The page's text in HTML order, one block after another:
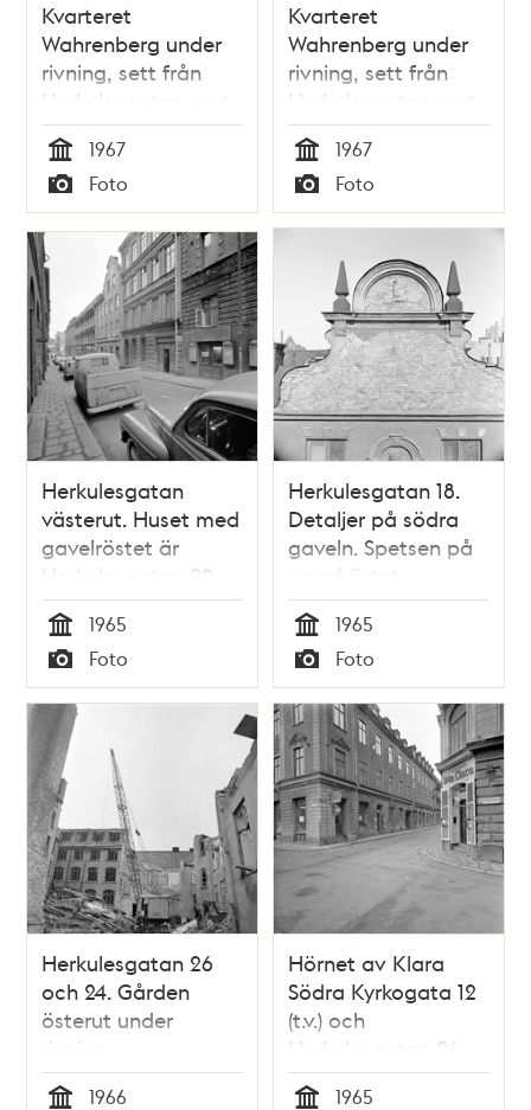
Kvarteret
Wahrenberg under
rivning, sett från
Herkulesgatan mot
Vattugatan
Tid
1967
Typ
Foto
Kvarteret
Wahrenberg under
rivning, sett från
Herkulesgatan mot
Vattugatan. Klara
kyrkas torn i fonden
Tid
1967
Typ
Foto
Herkulesgatan
västerut. Huset med
gavelröstet är
Herkulesgatan 22
Tid
1965
Typ
Foto
Herkulesgatan 18.
Detaljer på södra
gaveln. Spetsen på
gavelröstet
Tid
1965
Typ
Foto
Herkulesgatan 26
och 24. Gården
österut under
rivning
1966
Hörnet av Klara
Södra Kyrkogata 12
(t.v.) och
Herkulesgatan 26.
T.h. ligger
Restaurang S:ta
1965